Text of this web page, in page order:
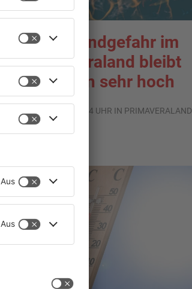
Waldbrandgefahr im
Primaveraland bleibt
weiterhin sehr hoch
06.08.2026, 06:34 UHR IN PRIMAVERALAND
TOPNEWS